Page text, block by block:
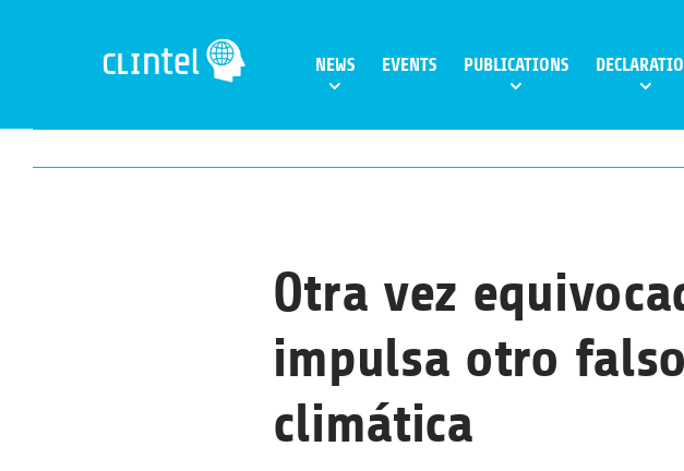
NEWS EVENTS PUBLICATIONS
Otra vez
impulsa otro
climática